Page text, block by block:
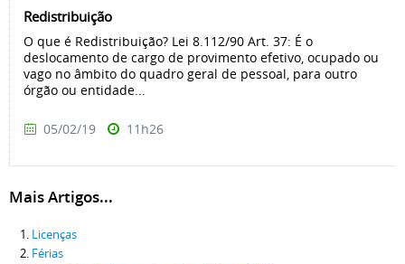
Redistribuição
O que é Redistribuição? Lei 8.112/90 Art. 37: É o
deslocamento de cargo de provimento efetivo, ocupado ou
vago no âmbito do quadro geral de pessoal, para outro
órgão ou entidade...
05/02/19 11h26
Mais Artigos...
Licenças
Férias